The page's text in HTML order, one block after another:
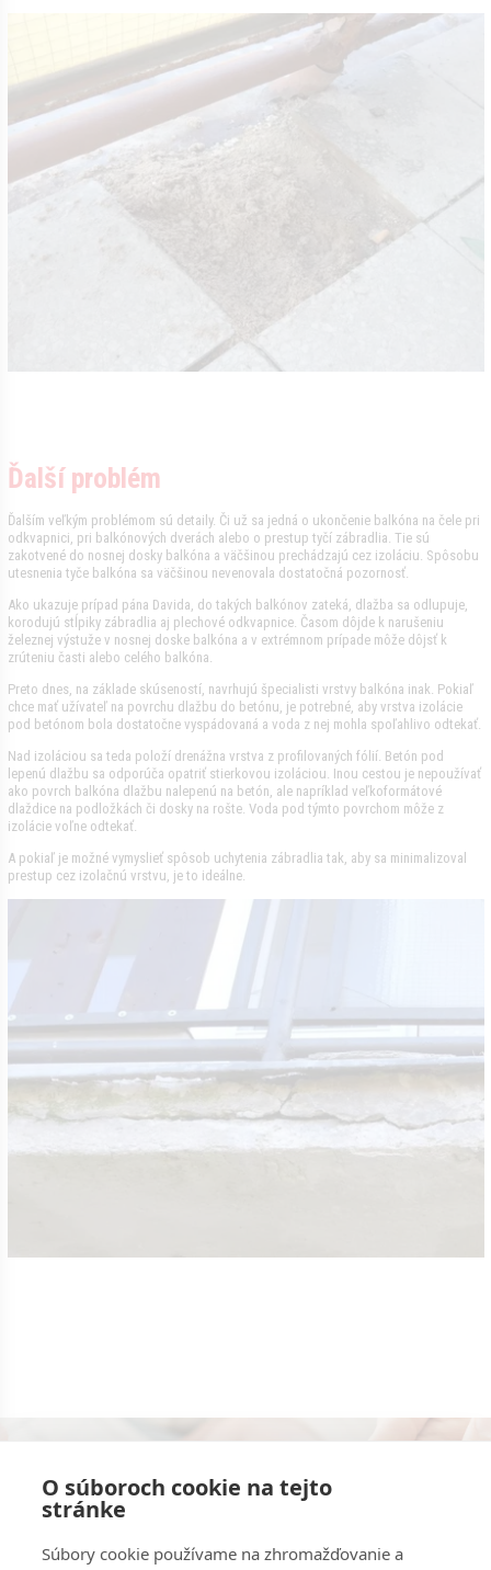
O súboroch cookie na tejto
stránke
Súbory cookie používame na zhromažďovanie a
Ďalší problém
Ďalším veľkým problémom sú detaily. Či už sa jedná o ukončenie balkóna na čele pri
odkvapnici, pri balkónových dverách alebo o prestup tyčí zábradlia. Tie sú
zakotvené do nosnej dosky balkóna a väčšinou prechádzajú cez izoláciu. Spôsobu
utesnenia tyče balkóna sa väčšinou nevenovala dostatočná pozornosť.
Ako ukazuje prípad pána Davida, do takých balkónov zateká, dlažba sa odlupuje,
korodujú stĺpiky zábradlia aj plechové odkvapnice. Časom dôjde k narušeniu
železnej výstuže v nosnej doske balkóna a v extrémnom prípade môže dôjsť k
zrúteniu časti alebo celého balkóna.
Preto dnes, na základe skúseností, navrhujú špecialisti vrstvy balkóna inak. Pokiaľ
chce mať užívateľ na povrchu dlažbu do betónu, je potrebné, aby vrstva izolácie
pod betónom bola dostatočne vyspádovaná a voda z nej mohla spoľahlivo odtekať.
Nad izoláciou sa teda položí drenážna vrstva z profilovaných fólií. Betón pod
lepenú dlažbu sa odporúča opatriť stierkovou izoláciou. Inou cestou je nepoužívať
ako povrch balkóna dlažbu nalepenú na betón, ale napríklad veľkoformátové
dlaždice na podložkách či dosky na rošte. Voda pod týmto povrchom môže z
izolácie voľne odtekať.
A pokiaľ je možné vymyslieť spôsob uchytenia zábradlia tak, aby sa minimalizoval
prestup cez izolačnú vrstvu, je to ideálne.
Konzultácie s odborníkmi zadarmo.